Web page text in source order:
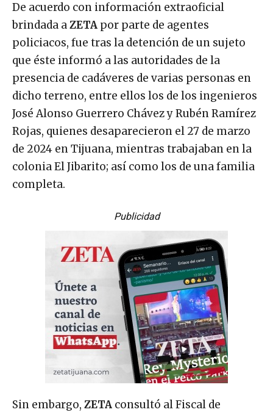
De acuerdo con información extraoficial
brindada aZETA por parte de agentes
policiacos, fue tras la detención de un sujeto
que éste informó a las autoridades de la
presencia de cadáveres de varias personas en
dicho terreno, entre ellos los de los ingenieros
José Alonso Guerrero Chávez y Rubén Ramírez
Rojas, quienes desaparecieron el 27 de marzo
de 2024 en Tijuana, mientras trabajaban en la
colonia El Jibarito; así como los de una familia
completa.
Publicidad
Sin embargo, ZETA consultó al Fiscal de